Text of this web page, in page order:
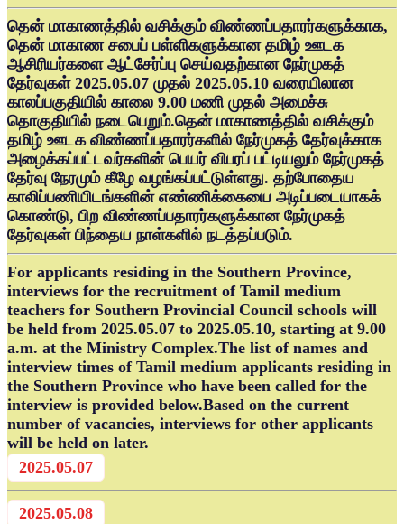
தென் மாகாணத்தில் வசிக்கும் விண்ணப்பதாரர்களுக்காக,
தென் மாகாண சபைப் பள்ளிகளுக்கான தமிழ் ஊடக
ஆசிரியர்களை ஆட்சேர்ப்பு செய்வதற்கான நேர்முகத்
தேர்வுகள் 2025.05.07 முதல் 2025.05.10 வரையிலான
காலப்பகுதியில் காலை 9.00 மணி முதல் அமைச்சு
தொகுதியில் நடைபெறும்.தென் மாகாணத்தில் வசிக்கும்
தமிழ் ஊடக விண்ணப்பதாரர்களில் நேர்முகத் தேர்வுக்காக
அழைக்கப்பட்டவர்களின் பெயர் விபரப் பட்டியலும் நேர்முகத்
தேர்வு நேரமும் கீழே வழங்கப்பட்டுள்ளது. தற்போதைய
காலிப்பணியிடங்களின் எண்ணிக்கையை அடிப்படையாகக்
கொண்டு, பிற விண்ணப்பதாரர்களுக்கான நேர்முகத்
தேர்வுகள் பிந்தைய நாள்களில் நடத்தப்படும்.
For applicants residing in the Southern Province,
interviews for the recruitment of Tamil medium
teachers for Southern Provincial Council schools will
be held from 2025.05.07 to 2025.05.10, starting at 9.00
a.m. at the Ministry Complex.The list of names and
interview times of Tamil medium applicants residing in
the Southern Province who have been called for the
interview is provided below.Based on the current
number of vacancies, interviews for other applicants
will be held on later.
2025.05.07
2025.05.08